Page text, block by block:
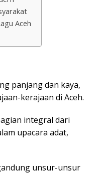
Aceh
panjang dan kaya,
kerajaan di Aceh.
integral dari
upacara adat,
unsur-unsur